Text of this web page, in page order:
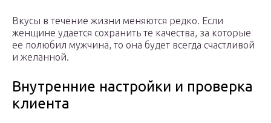
Вкусы в течение жизни меняются редко. Если
женщине удается сохранить те качества, за которые
ее полюбил мужчина, то она будет всегда счастливой
и желанной.
Внутренние настройки и проверка
клиента